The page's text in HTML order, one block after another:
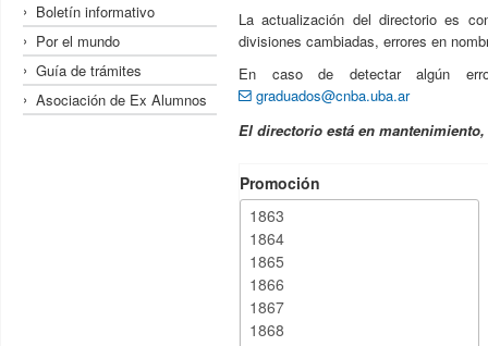
Boletín informativo
Por el mundo
Guía de trámites
Asociación de Ex Alumnos
La actualización del directorio es
divisiones cambiadas, errores en
En caso de detectar algún
graduados@cnba.uba.ar
El directorio está en
Promoción